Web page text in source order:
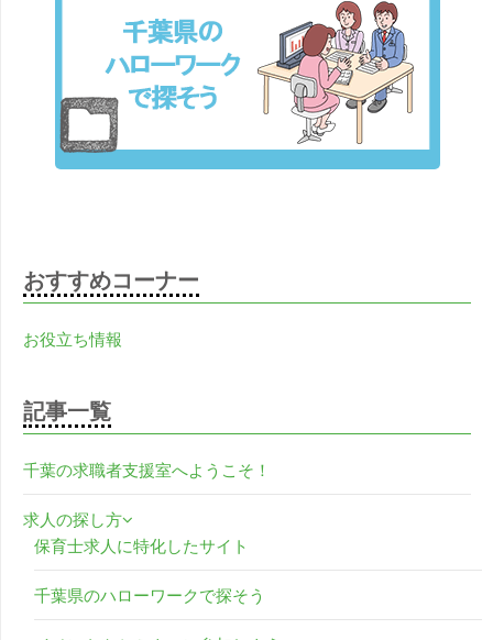
おすすめコーナー
お役立ち情報
記事一覧
千葉の求職者支援室へようこそ！
求人の探し方
保育士求人に特化したサイト
千葉県のハローワークで探そう